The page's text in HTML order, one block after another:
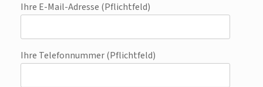
Ihre E-Mail-Adresse (Pflichtfeld)
Ihre Telefonnummer (Pflichtfeld)